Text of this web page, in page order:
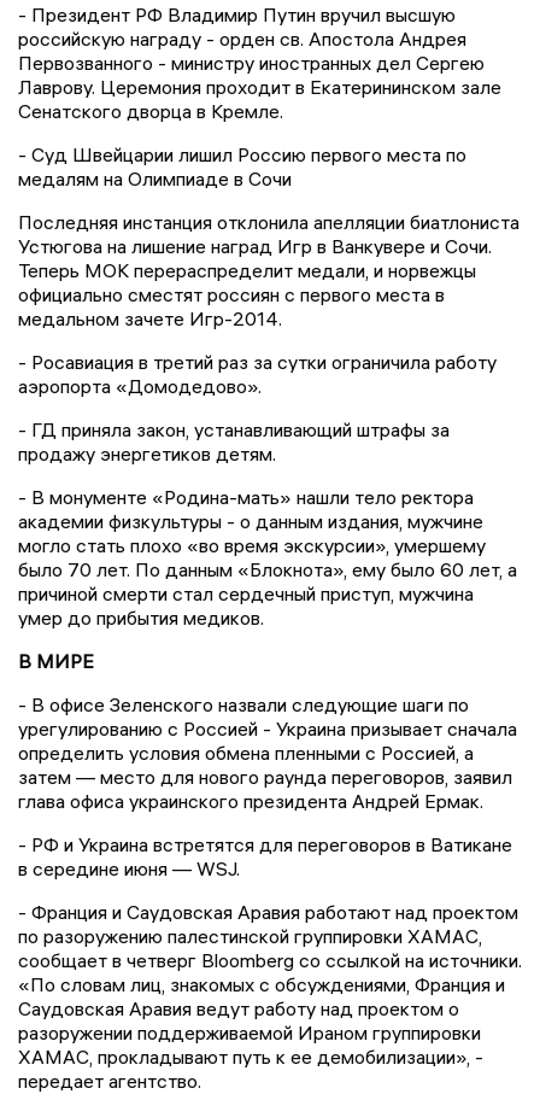
- Президент РФ Владимир Путин вручил высшую
российскую награду - орден св. Апостола Андрея
Первозванного - министру иностранных дел Сергею
Лаврову. Церемония проходит в Екатерининском зале
Сенатского дворца в Кремле.
- Суд Швейцарии лишил Россию первого места по
медалям на Олимпиаде в Сочи
Последняя инстанция отклонила апелляции биатлониста
Устюгова на лишение наград Игр в Ванкувере и Сочи.
Теперь МОК перераспределит медали, и норвежцы
официально сместят россиян с первого места в
медальном зачете Игр-2014.
- Росавиация в третий раз за сутки ограничила работу
аэропорта «Домодедово».
- ГД приняла закон, устанавливающий штрафы за
продажу энергетиков детям.
- В монументе «Родина-мать» нашли тело ректора
академии физкультуры - о данным издания, мужчине
могло стать плохо «во время экскурсии», умершему
было 70 лет. По данным «Блокнота», ему было 60 лет, а
причиной смерти стал сердечный приступ, мужчина
умер до прибытия медиков.
В МИРЕ
- В офисе Зеленского назвали следующие шаги по
урегулированию с Россией - Украина призывает сначала
определить условия обмена пленными с Россией, а
затем — место для нового раунда переговоров, заявил
глава офиса украинского президента Андрей Ермак.
- РФ и Украина встретятся для переговоров в Ватикане
в середине июня — WSJ.
- Франция и Саудовская Аравия работают над проектом
по разоружению палестинской группировки ХАМАС,
сообщает в четверг Bloomberg со ссылкой на источники.
«По словам лиц, знакомых с обсуждениями, Франция и
Саудовская Аравия ведут работу над проектом о
разоружении поддерживаемой Ираном группировки
ХАМАС, прокладывают путь к ее демобилизации», -
передает агентство.